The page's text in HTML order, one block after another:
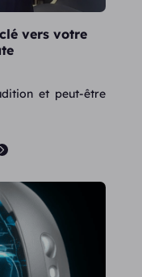
vers votre
et peut-être